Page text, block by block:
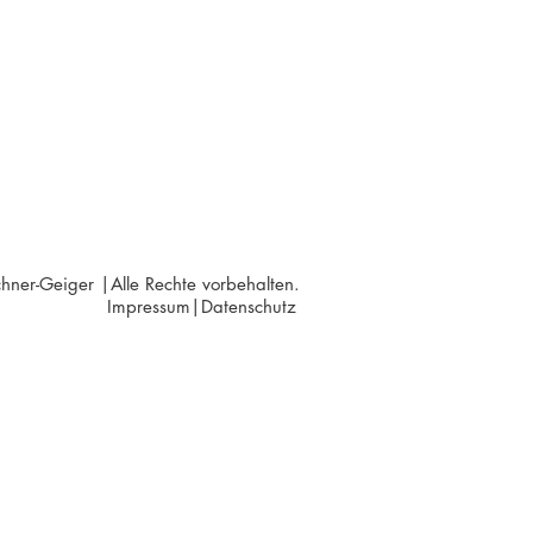
Geiger |Alle Rechte vorbehalten.
Impressum| Datenschutz